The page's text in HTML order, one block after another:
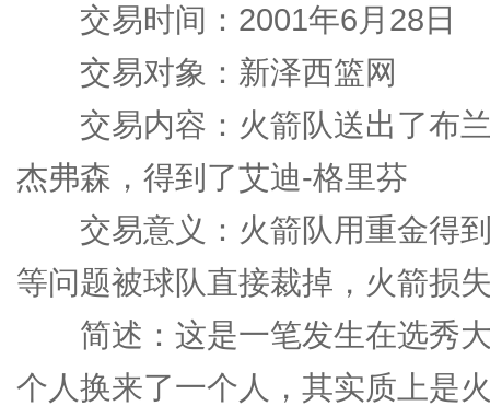
交易时间：2001年6月28日
交易对象：新泽西篮网
交易内容：火箭队送出了布兰
杰弗森，得到了艾迪-格里芬
交易意义：火箭队用重金得到
等问题被球队直接裁掉，火箭损
简述：这是一笔发生在选秀大
个人换来了一个人，其实质上是